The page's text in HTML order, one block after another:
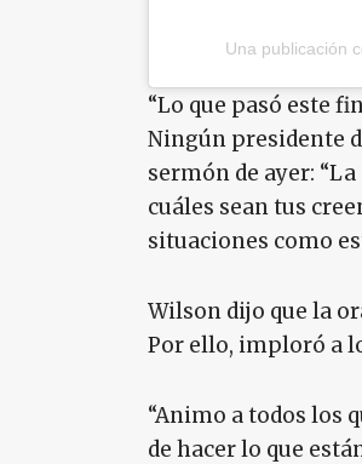
Una publicación
“Lo que pasó este
Ningún presidente
sermón de ayer:
cuáles sean tus
situaciones como
Wilson dijo que la
Por ello, imploró a
“Animo a todos los
de hacer lo que